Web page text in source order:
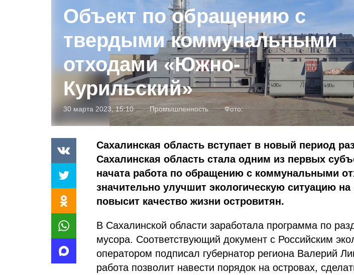
Объект по обращению с
твердыми коммунальными
отходами «Южно-
Курильский»
30 марта 2023, 15:10 Промышленность Фото:
Сахалинская область вступает в новый период
Сахалинская область стала одним из первых
начата работа по обращению с коммунальными
значительно улучшит экологическую ситуацию на
повысит качество жизни островитян.
В Сахалинской области заработала программа по
мусора. Соответствующий документ с Российским
оператором подписал губернатор региона Валерий
работа позволит навести порядок на островах,